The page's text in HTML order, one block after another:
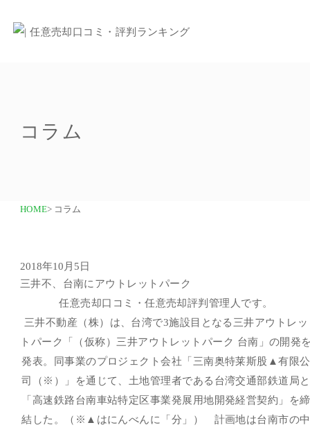
コラム
HOME> コラム
2018年10月5日
三井不、台南にアウトレットパーク
任意売却口コミ・任意売却評判管理人です。
三井不動産（株）は、台湾で3施設目となる三井アウトレッ
トパーク「（仮称）三井アウトレットパーク 台南」の開発
発表。同事業のプロジェクト会社「三南奥特莱斯股▲有限公
司（※）」を通じて、土地管理者である台湾交通部鉄道局と
「高速鉄路台南車站特定区事業発展用地開発経営契約」を締
結した。（※▲はにんべんに「分」） 計画地は台南市の中